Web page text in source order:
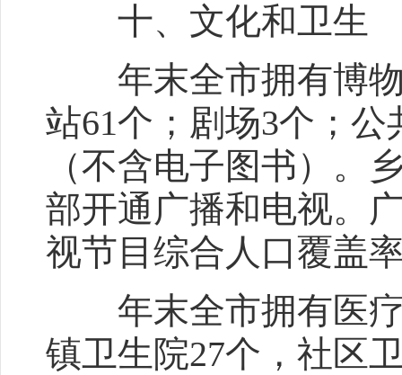
十、文化和卫生
年末全市拥有博物
站61个；剧场3个；公
（不含电子图书）。
部开通广播和电视。
视节目综合人口覆盖
年末全市拥有医疗
镇卫生院27个，社区